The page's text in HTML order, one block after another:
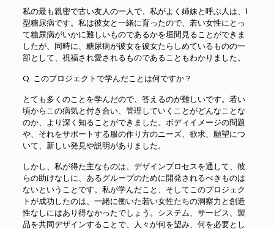
私の最も親密で古い友人の一人で、私がよく姉妹と呼ぶ人は、1
型糖尿病です。私は彼女と一緒に育ったので、若い女性にとっ
て糖尿病がいかに難しいものであるかを垣間見ることができま
したが、同時に、糖尿病が彼女を彼女たらしめているものの一
部として、祝福され愛されるものであることもわかりました。
Q. このプロジェクトで学んだことは何ですか？
とても多くのことを学んだので、答えるのが難しいです。若い
頃からこの病気と付き合い、管理していくことがどんなことな
のか、より深く知ることができました。ボディイメージの問題
や、それをサポートする服の作り方のニーズ、欲求、願望につ
いて、新しい発見や説明がありました。
しかし、私が得た主なものは、デザインプロセスを通して、彼
らの助けなしに、あるグループのために開発されるべきものは
ないということです。私が学んだこと、そしてこのプロジェク
トが成功したのは、一緒に働いた若い女性たちの洞察力と創造
性なしにはあり得なかったでしょう。システム、サービス、製
品を共同デザインすることで、人々が何を望み、何を必要とし